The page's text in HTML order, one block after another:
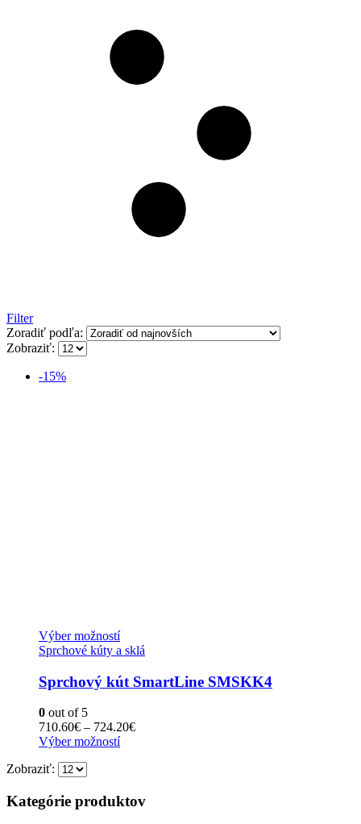
Filter
Zoradiť podľa:
Zobraziť:
-15%
Výber možnostíTento
produkt
viacero
variantov.
si
môžete
vybrať
produktu.
Sprchové kúty a sklá
Sprchový kút SmartLine SMSKK4
0 out of 5
710.60€ – 724.20€Price
Výber možnostíTento
variantov.
Zobraziť:
Kategórie produktov